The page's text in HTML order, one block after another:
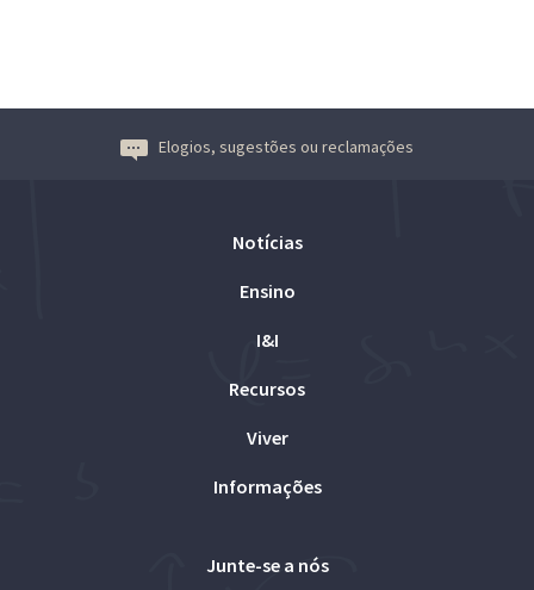
Elogios, sugestões ou reclamações
Notícias
Ensino
I&I
Recursos
Viver
Informações
Junte-se a nós